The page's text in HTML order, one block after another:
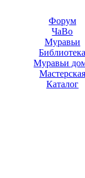
Форум
ЧаВо
Муравьи
Муравьи
Мастерская
Каталог